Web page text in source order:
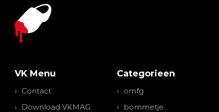
VK Menu
Contact
Download VKMAG
Categorieen
omfg
bommetje